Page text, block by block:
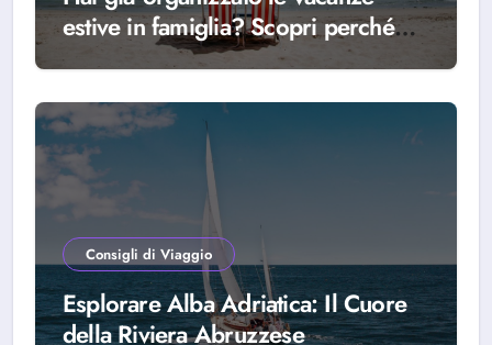
estive in famiglia? Scopri perché
scegliere Alba Adriatica
Consigli di Viaggio
Esplorare Alba Adriatica: Il Cuore
della Riviera Abruzzese